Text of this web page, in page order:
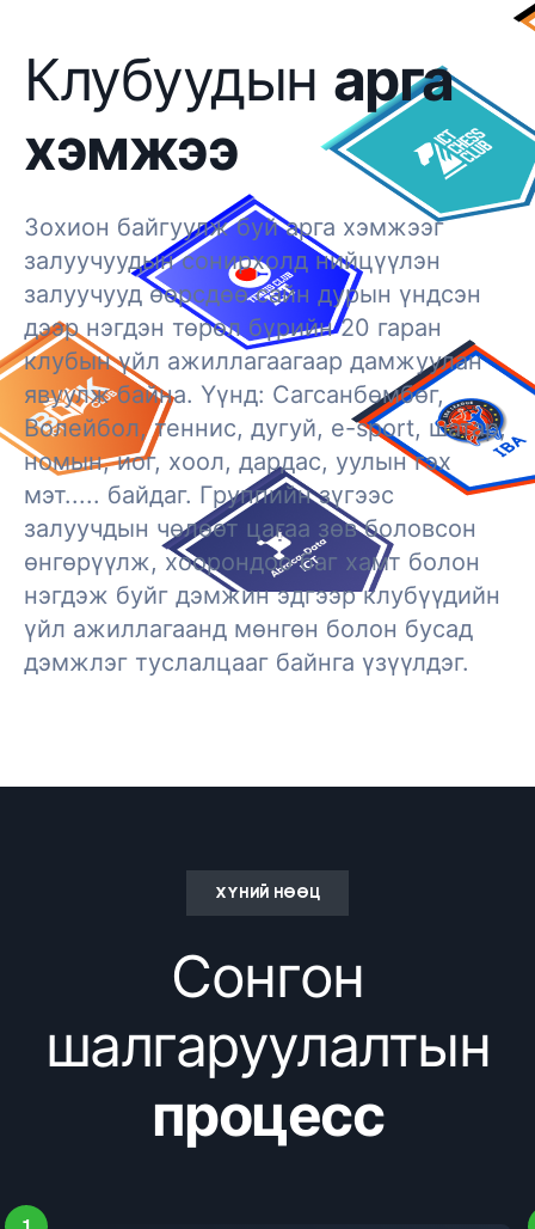
Клубуудын арга
хэмжээ
Зохион байгуулж буй арга хэмжээг
залуучуудын сонирхолд нийцүүлэн
залуучууд өөрсдөө сайн дурын үндсэн
дээр нэгдэн төрөл бүрийн 20 гаран
клубын үйл ажиллагаагаар дамжуулан
явуулж байна. Үүнд: Сагсанбөмбөг,
Волейбол, теннис, дугуй, e-sport, шатар,
номын, иог, хоол, дардас, уулын гэх
мэт..... байдаг. Группийн зүгээс
залуучдын чөлөөт цагаа зөв боловсон
өнгөрүүлж, хоорондоо баг хамт болон
нэгдэж буйг дэмжин эдгээр клубүүдийн
үйл ажиллагаанд мөнгөн болон бусад
дэмжлэг туслалцааг байнга үзүүлдэг.
ХҮНИЙ НӨӨЦ
Сонгон
шалгаруулалтын
процесс